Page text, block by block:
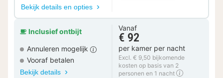
Bekijk details en opties
Inclusief ontbijt
Annuleren mogelijk
Vooraf betalen
Bekijk details
Vanaf
€ 92
per kamer per nacht
Excl. € 9,50 bijkomende
kosten op basis van 2
personen en 1 nacht